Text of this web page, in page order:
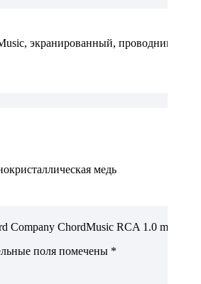
экранированный, проводник:
медь
Company ChordMusic RCA 1.0 m”
поля помечены *